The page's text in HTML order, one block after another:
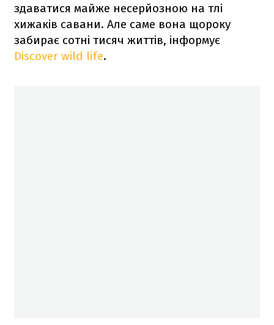
здаватися майже несерйозною на тлі
хижаків савани. Але саме вона щороку
забирає сотні тисяч життів, інформує
Discover wild life.